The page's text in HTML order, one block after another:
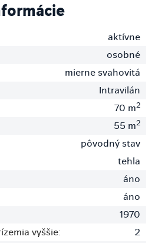
aktívne
osobné
mierne svahovitá
Intravilán
70 m2
55 m2
pôvodný stav
tehla
áno
áno
1970
vyššie:
2